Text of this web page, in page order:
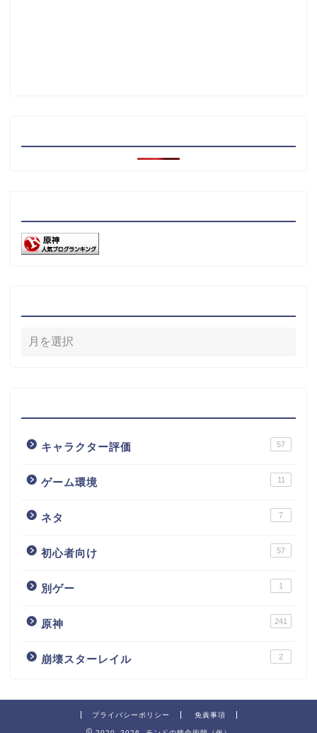
キャラクター評価 57
ゲーム環境 11
ネタ 7
初心者向け 57
別ゲー 1
原神 241
崩壊スターレイル 2
プライバシーポリシー 免責事項